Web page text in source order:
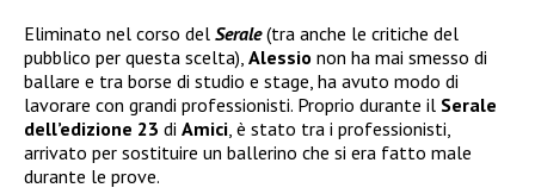
Eliminato nel corso del Serale(tra anche le critiche del
pubblico per questa scelta), Alessio non ha mai smesso di
ballare e tra borse di studio e stage, ha avuto modo di
lavorare con grandi professionisti. Proprio durante il Serale
dell’edizione 23 di Amici , è stato tra i professionisti,
arrivato per sostituire un ballerino che si era fatto male
durante le prove.